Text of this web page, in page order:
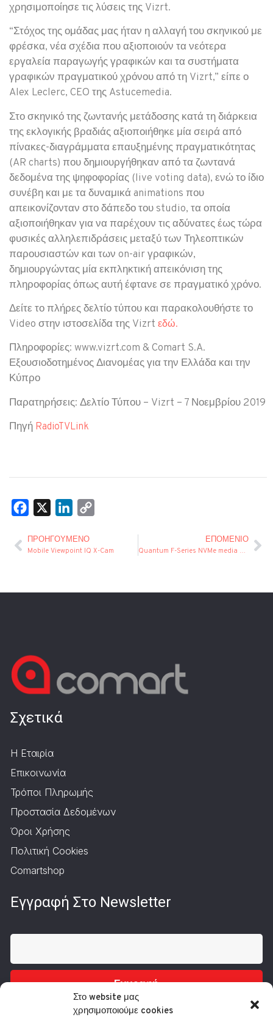
Στο website μας
χρησιμοποιούμε cookies
χρησιμοποίησε τις λύσεις της Vizrt.
“Στόχος της ομάδας μας ήταν η αλλαγή του σκηνικού με
φρέσκα, νέα σχέδια που αξιοποιούν τα νεότερα
εργαλεία παραγωγής γραφικών και τα συστήματα
γραφικών πραγματικού χρόνου από τη Vizrt,” είπε ο
Alex Leclerc, CEO της Astucemedia.
Στο σκηνικό της ζωντανής μετάδοσης κατά τη διάρκεια
της εκλογικής βραδιάς αξιοποιήθηκε μία σειρά από
πίνακες-διαγράμματα επαυξημένης πραγματικότητας
(AR charts) που δημιουργήθηκαν από τα ζωντανά
δεδομένα της ψηφοφορίας (live voting data), ενώ το ίδιο
συνέβη και με τα δυναμικά animations που
απεικονίζονταν στο δάπεδο του studio, τα οποία
αξιοποιήθηκαν για να παρέχουν τις αδύνατες έως τώρα
φυσικές αλληλεπιδράσεις μεταξύ των Τηλεοπτικών
παρουσιαστών και των on-air γραφικών,
δημιουργώντας μία εκπληκτική απεικόνιση της
πληροφορίας όπως αυτή έφτανε σε πραγματικό χρόνο.
Δείτε το πλήρες δελτίο τύπου και παρακολουθήστε το
Video στην ιστοσελίδα της Vizrt εδώ.
Πληροφορίες: www.vizrt.com & Comart S.A.
Εξουσιοδοτημένος Διανομέας για την Ελλάδα και την
Κύπρο
Παρατηρήσεις: Δελτίο Τύπου – Vizrt – 7 Νοεμβρίου 2019
Πηγή RadioTVLink
Facebook LinkedIn
ΠΡΟΗΓΟΎΜΕΝΟ
Mobile Viewpoint IQ X-Cam
ΕΠΌΜΕΝΙΟ
Quantum F-Series NVMe media storage
Σχετικά
Η Εταιρία
Επικοινωνία
Τρόποι Πληρωμής
Προστασία Δεδομένων
Όροι Χρήσης
Πολιτική Cookies
Comartshop
Εγγραφή Στο Newsletter
Εγγραφή